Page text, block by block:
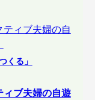
くる」
ィブ夫婦の自遊